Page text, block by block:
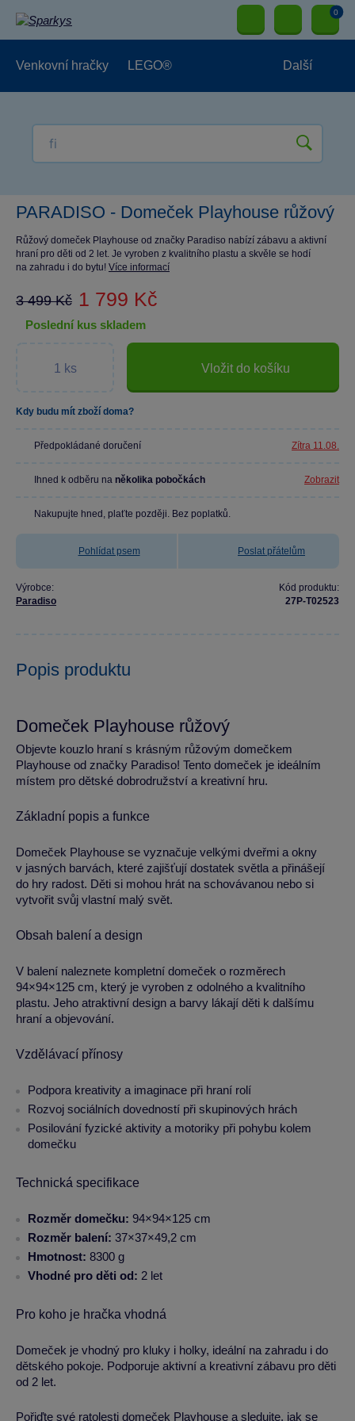
0
Venkovní hračky LEGO® Další
PARADISO - Domeček Playhouse růžový
Růžový domeček Playhouse od značky Paradiso nabízí zábavu a aktivní
hraní pro děti od 2 let. Je vyroben z kvalitního plastu a skvěle se hodí
na zahradu i do bytu! Více informací
3 499 Kč 1 799 Kč
poslední kus skladem
Vložit do košíku
Kdy budu mít zboží doma?
Předpokládané doručení Zítra 11.08.
Ihned k odběru na několika pobočkách Zobrazit
Nakupujte hned, plaťte později. Bez poplatků.
Pohlídat psem Poslat přátelům
Výrobce:
Paradiso
Kód produktu:
27P-T02523
Popis produktu
Domeček Playhouse růžový
Objevte kouzlo hraní s krásným růžovým domečkem
Playhouse od značky Paradiso! Tento domeček je ideálním
místem pro dětské dobrodružství a kreativní hru.
Základní popis a funkce
Domeček Playhouse se vyznačuje velkými dveřmi a okny
v jasných barvách, které zajišťují dostatek světla a přinášejí
do hry radost. Děti si mohou hrát na schovávanou nebo si
vytvořit svůj vlastní malý svět.
Obsah balení a design
V balení naleznete kompletní domeček o rozměrech
94×94×125 cm, který je vyroben z odolného a kvalitního
plastu. Jeho atraktivní design a barvy lákají děti k dalšímu
hraní a objevování.
Vzdělávací přínosy
Podpora kreativity a imaginace při hraní rolí
Rozvoj sociálních dovedností při skupinových hrách
Posilování fyzické aktivity a motoriky při pohybu kolem
domečku
Technická specifikace
Rozměr domečku: 94×94×125 cm
Rozměr balení: 37×37×49,2 cm
Hmotnost: 8300 g
Vhodné pro děti od: 2 let
Pro koho je hračka vhodná
Domeček je vhodný pro kluky i holky, ideální na zahradu i do
dětského pokoje. Podporuje aktivní a kreativní zábavu pro děti
od 2 let.
Pořiďte své ratolesti domeček Playhouse a sledujte, jak se